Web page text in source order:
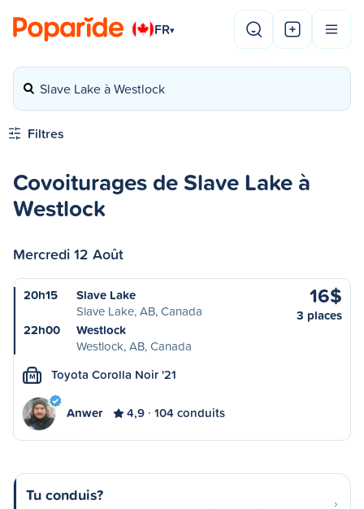
FR▾
Slave Lake à Westlock
Filtres
Covoiturages de Slave Lake à
Westlock
Mercredi 12 Août
20h15
Slave Lake
Slave Lake, AB, Canada
22h00
Westlock
Westlock, AB, Canada
16$
3 places
M Toyota Corolla Noir '21
Anwer 4,9 104 conduits
Tu conduis?